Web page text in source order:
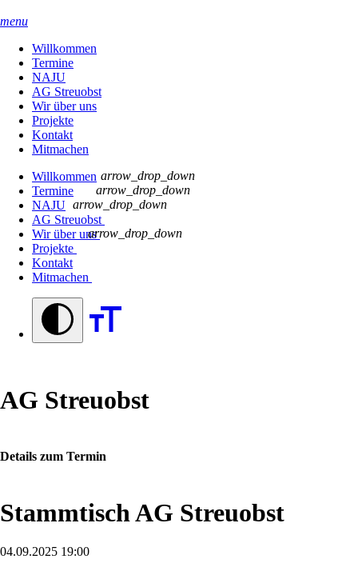
menu
Willkommen
Termine
NAJU
AG Streuobst
Wir über uns
Projekte
Kontakt
Mitmachen
Willkommen
Termine
NAJU
AG Streuobst
arrow_drop_down
Wir über uns
arrow_drop_down
Projekte
arrow_drop_down
Kontakt
Mitmachen
arrow_drop_down
AG Streuobst
Details zum Termin
Stammtisch AG Streuobst
04.09.2025 19:00